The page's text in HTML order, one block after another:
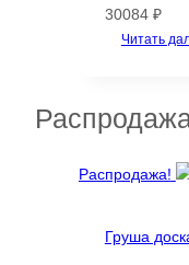
30084 ₽
Читать
Распродажа!
Груша